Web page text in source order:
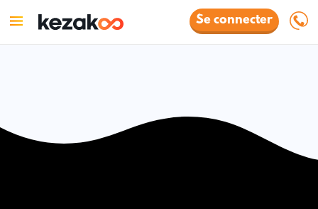
Se connecter